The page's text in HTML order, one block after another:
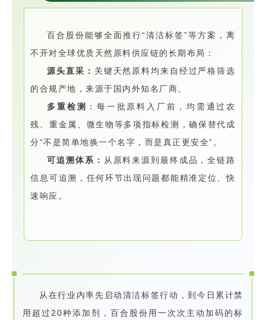
百合股份能够全面推行“清洁标签”等方案，离
不开对全球优质天然原料供应链的长期布局：
源头直采： 关键天然原料均来自经过严格筛选
的合规产地，来源于国内外知名厂商。
多重检测
：每一批原料入厂前，均需通过农
残、重金属、微生物等多项指标检测，确保替代成
分“不是简单地换一个名字，而是真正更安全”。
可追溯体系： 从原料来源到最终成品，全链路
信息可追溯，任何环节出现问题都能精准定位、快
速响应。
从在行业内率先启动清洁标签行动，到今日累计禁
用超过20种添加剂，百合股份用一次次主动加码的标